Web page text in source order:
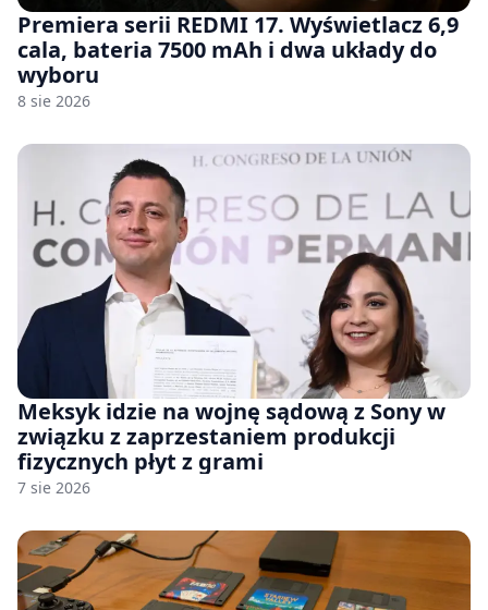
Premiera serii REDMI 17. Wyświetlacz 6,9
cala, bateria 7500 mAh i dwa układy do
wyboru
8 sie 2026
Meksyk idzie na wojnę sądową z Sony w
związku z zaprzestaniem produkcji
fizycznych płyt z grami
7 sie 2026